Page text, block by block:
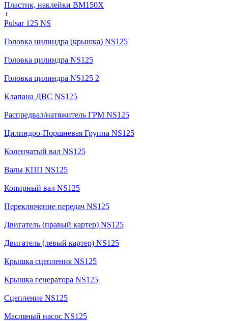
Пластик, наклейки BM150X
+
Pulsar 125 NS
Головка цилиндра (крышка) NS125
Головка цилиндра NS125
Головка цилиндра NS125 2
Клапана ДВС NS125
Распредвал/натяжитель ГРМ NS125
Цилиндро-Поршневая Группа NS125
Коленчатый вал NS125
Валы КПП NS125
Копирный вал NS125
Переключение передач NS125
Двигатель (правый картер) NS125
Двигатель (левый картер) NS125
Крышка сцепления NS125
Крышка генератора NS125
Сцепление NS125
Масляный насос NS125